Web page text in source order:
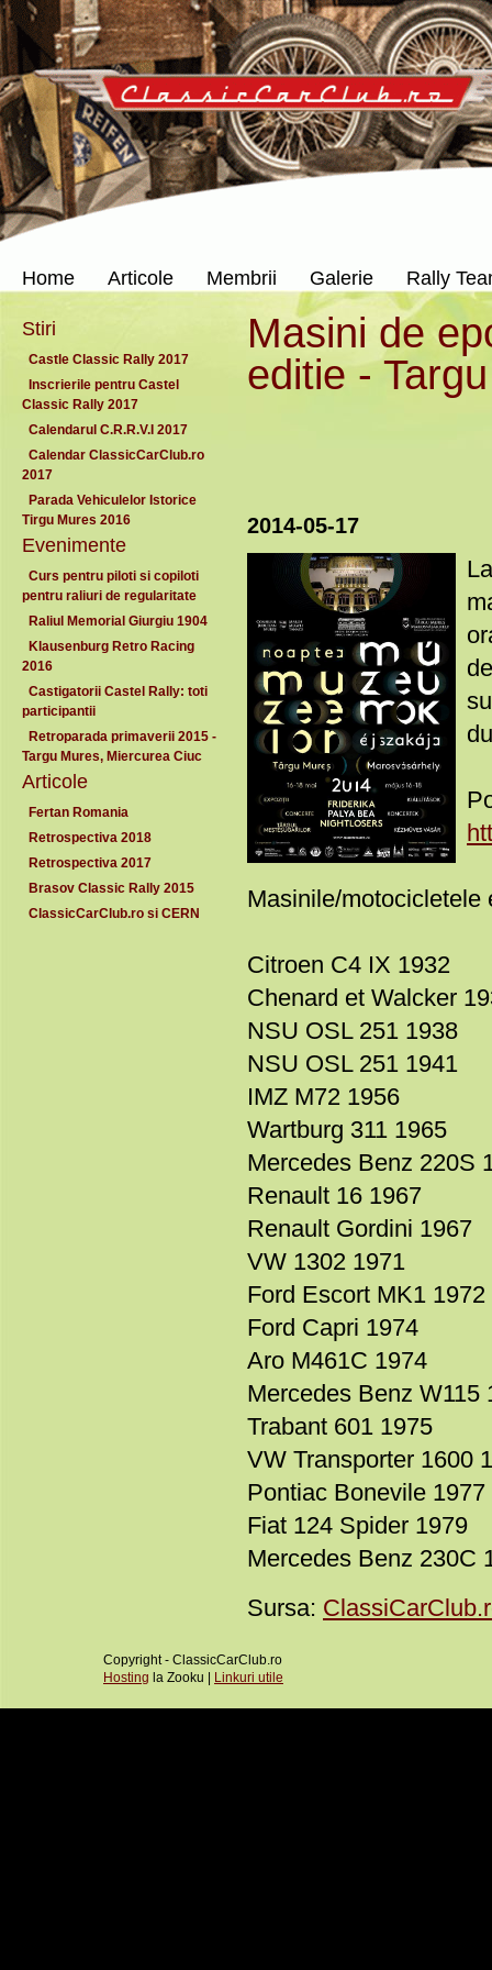
Home Articole Membrii Galerie Rally
Stiri
Castle Classic Rally 2017
Inscrierile pentru Castel
Classic Rally 2017
Calendarul C.R.R.V.I 2017
Calendar ClassicCarClub.ro
2017
Parada Vehiculelor Istorice
Tirgu Mures 2016
Evenimente
Curs pentru piloti si copiloti
pentru raliuri de regularitate
Raliul Memorial Giurgiu 1904
Klausenburg Retro Racing
2016
Castigatorii Castel Rally: toti
participantii
Retroparada primaverii 2015 -
Targu Mures, Miercurea Ciuc
Articole
Fertan Romania
Retrospectiva 2018
Retrospectiva 2017
Brasov Classic Rally 2015
ClassicCarClub.ro si CERN
Masini de
editie -
2014-05-17
Masinile/motocicletele
Citroen C4 IX 1932
Chenard et Walcker
NSU OSL 251 1938
NSU OSL 251 1941
IMZ M72 1956
Wartburg 311 1965
Mercedes Benz 220S
Renault 16 1967
Renault Gordini 1967
VW 1302 1971
Ford Escort MK1 1972
Ford Capri 1974
Aro M461C 1974
Mercedes Benz W115
Trabant 601 1975
VW Transporter 1600
Pontiac Bonevile 1977
Fiat 124 Spider 1979
Mercedes Benz 230C
Sursa:
Copyright - ClassicCarClub.ro
Hosting la Zooku | Linkuri utile